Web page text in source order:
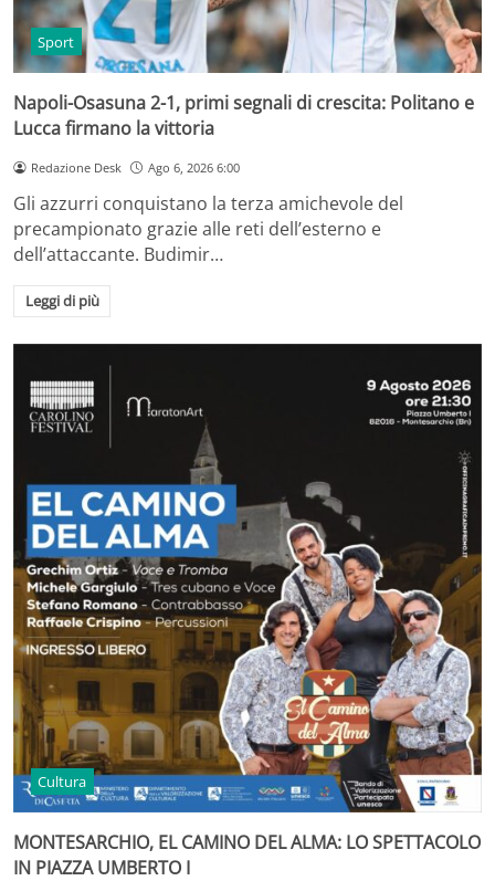
Sport
Napoli-Osasuna 2-1, primi segnali di crescita: Politano e
Lucca firmano la vittoria
Redazione Desk Ago 6, 2026 6:00
Gli azzurri conquistano la terza amichevole del
precampionato grazie alle reti dell’esterno e
dell’attaccante. Budimir…
Leggi di più
Cultura
MONTESARCHIO, EL CAMINO DEL ALMA: LO SPETTACOLO
IN PIAZZA UMBERTO I